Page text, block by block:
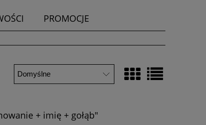
PROMOCJE
+ imię + gołąb"